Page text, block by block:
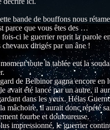
bande de bouffons nous
parce que vous êtes des …
fois-ci le guerrier reprit la parole
chevaux dirigés par un âne !
toute la tablée eut la
de Belbinor gagna encore en
avait été lancé par un autre, il
dans les yeux. Hélas
mâchoire, il aurait donc répété
fourbe et douloureuse.
impressionné, le guerrier